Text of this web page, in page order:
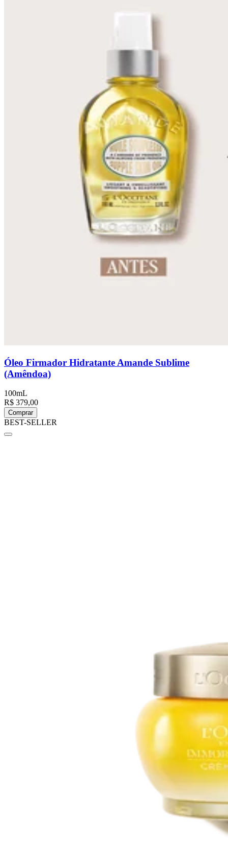
Óleo Firmador Hidratante Amande Sublime
(Amêndoa)
100mL
R$ 379,00
Comprar
BEST-SELLER